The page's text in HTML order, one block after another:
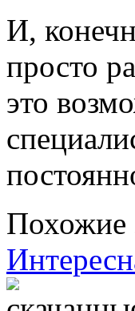
И,
просто
это
Похожие